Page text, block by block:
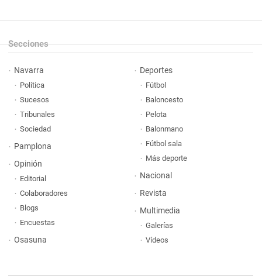
Secciones
Navarra
Política
Sucesos
Tribunales
Sociedad
Pamplona
Opinión
Editorial
Colaboradores
Blogs
Encuestas
Osasuna
Deportes
Fútbol
Baloncesto
Pelota
Balonmano
Fútbol sala
Más deporte
Nacional
Revista
Multimedia
Galerías
Vídeos